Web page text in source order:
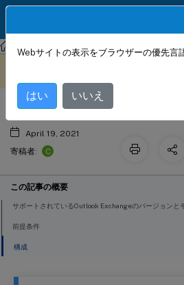
Citrix SD-WAN WANOP Citrix SD-WAN
MAPIアクセラレーシ
April 19, 2021
寄稿者:
C
この記事の概要
サポートされているOutlook Exchangeのバージョンと
前提条件
構成
Webサイトの表示をブラウザーの優先言
はい いいえ